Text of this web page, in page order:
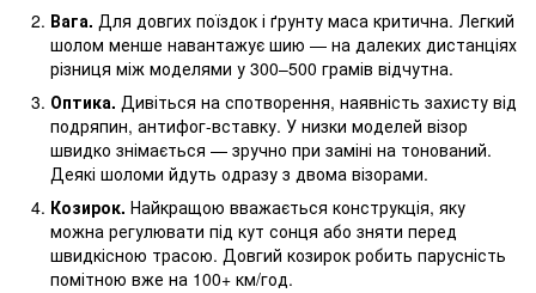
Вага. Для довгих поїздок і ґрунту маса критична. Легкий
шолом менше навантажує шию — на далеких дистанціях
різниця між моделями у 300–500 грамів відчутна.
Оптика. Дивіться на спотворення, наявність захисту від
подряпин, антифог-вставку. У низки моделей візор
швидко знімається — зручно при заміні на тонований.
Деякі шоломи йдуть одразу з двома візорами.
Козирок. Найкращою вважається конструкція, яку
можна регулювати під кут сонця або зняти перед
швидкісною трасою. Довгий козирок робить парусність
помітною вже на 100+ км/год.